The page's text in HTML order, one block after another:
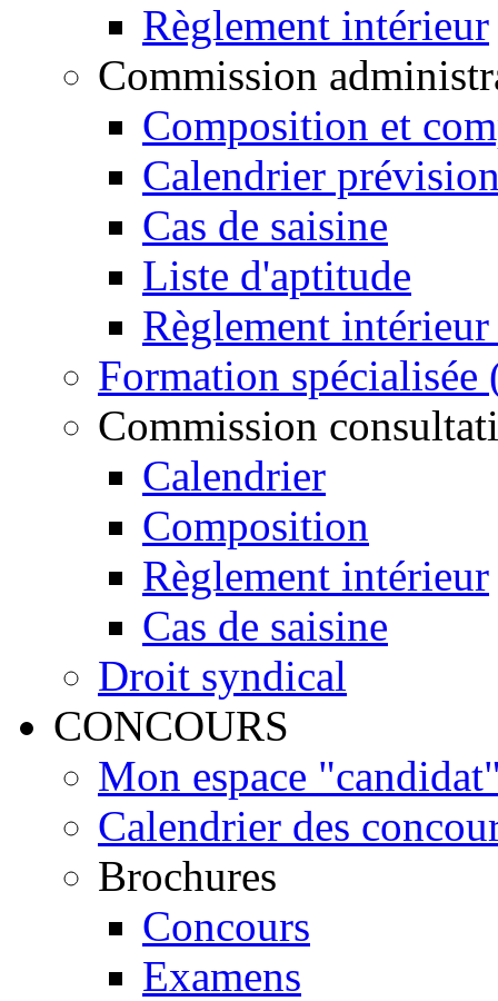
Règlement intérieur
Commission
Composition et
Calendrier
Cas de saisine
Liste d'aptitude
Règlement
Formation spécialisée
Commission
Calendrier
Composition
Règlement intérieur
Cas de saisine
Droit syndical
CONCOURS
Mon espace
Calendrier des
Brochures
Concours
Examens